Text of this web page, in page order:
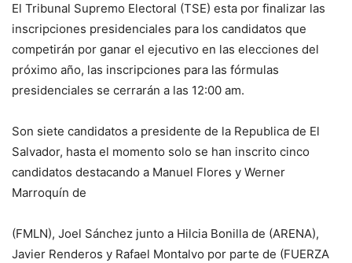
El Tribunal Supremo Electoral (TSE) esta por finalizar las
inscripciones presidenciales para los candidatos que
competirán por ganar el ejecutivo en las elecciones del
próximo año, las inscripciones para las fórmulas
presidenciales se cerrarán a las 12:00 am.
Son siete candidatos a presidente de la Republica de El
Salvador, hasta el momento solo se han inscrito cinco
candidatos destacando a Manuel Flores y Werner
Marroquín de
(FMLN), Joel Sánchez junto a Hilcia Bonilla de (ARENA),
Javier Renderos y Rafael Montalvo por parte de (FUERZA